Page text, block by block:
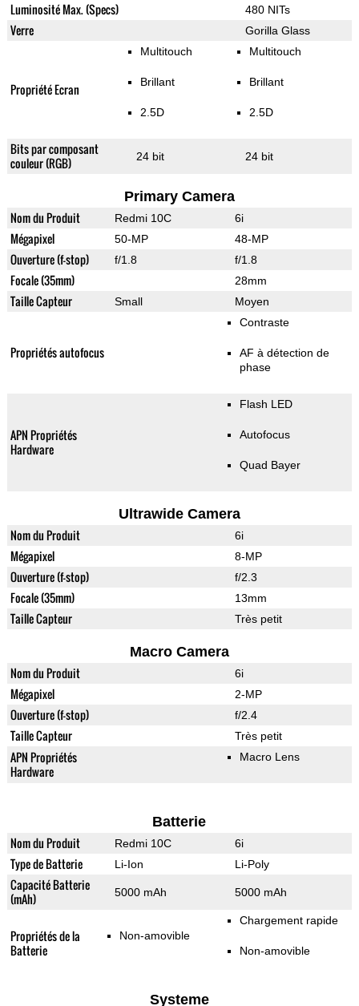
Luminosité Max. (Specs) 480 NITs
Verre Gorilla Glass
Propriété Ecran
Multitouch
Brillant
2.5D
Multitouch
Brillant
2.5D
Bits par composant
couleur (RGB)
24 bit 24 bit
Primary Camera
Nom du Produit Redmi 10C 6i
Mégapixel 50-MP 48-MP
Ouverture (f-stop) f/1.8 f/1.8
Focale (35mm) 28mm
Taille Capteur Small Moyen
Propriétés autofocus
Contraste
AF à détection de
phase
APN Propriétés
Hardware
Flash LED
Autofocus
Quad Bayer
Ultrawide Camera
Nom du Produit 6i
Mégapixel 8-MP
Ouverture (f-stop) f/2.3
Focale (35mm) 13mm
Taille Capteur Très petit
Macro Camera
Nom du Produit 6i
Mégapixel 2-MP
Ouverture (f-stop) f/2.4
Taille Capteur Très petit
APN Propriétés
Hardware
Macro Lens
Batterie
Nom du Produit Redmi 10C 6i
Type de Batterie Li-Ion Li-Poly
Capacité Batterie
(mAh)
5000 mAh 5000 mAh
Propriétés de la
Batterie
Non-amovible
Chargement rapide
Non-amovible
Systeme